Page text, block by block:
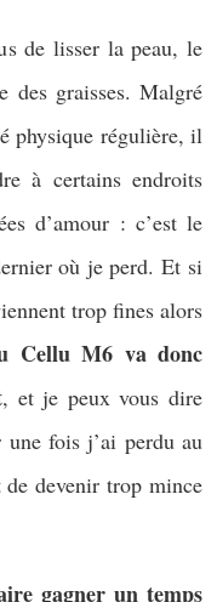
de lisser la peau, le
des graisses. Malgré
physique régulière, il
à certains endroits
d’amour : c’est le
où je perd. Et si
trop fines alors
Cellu M6 va donc
, et je peux vous dire
une fois j’ai perdu au
de devenir trop mince
gagner un temps